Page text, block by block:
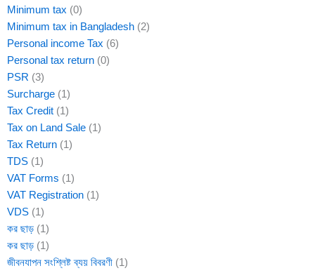
Minimum tax (0)
Minimum tax in Bangladesh (2)
Personal income Tax (6)
Personal tax return (0)
PSR (3)
Surcharge (1)
Tax Credit (1)
Tax on Land Sale (1)
Tax Return (1)
TDS (1)
VAT Forms (1)
VAT Registration (1)
VDS (1)
কর ছাড় (1)
কর ছাড় (1)
জীবনযাপন সংশ্লিষ্ট ব্যয় বিবরণী (1)